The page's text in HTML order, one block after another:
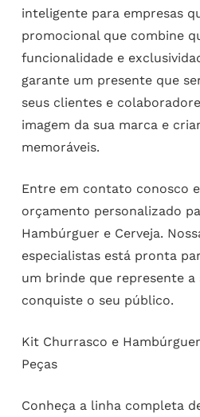
inteligente para empresas
promocional que combine
funcionalidade e
garante um presente que
seus clientes e
imagem da sua marca e
memoráveis.
Entre em contato conosco
orçamento personalizado
Hambúrguer e Cerveja.
especialistas está pronta
um brinde que represente a
conquiste o seu público.
Kit Churrasco e
Peças
Conheça a linha completa